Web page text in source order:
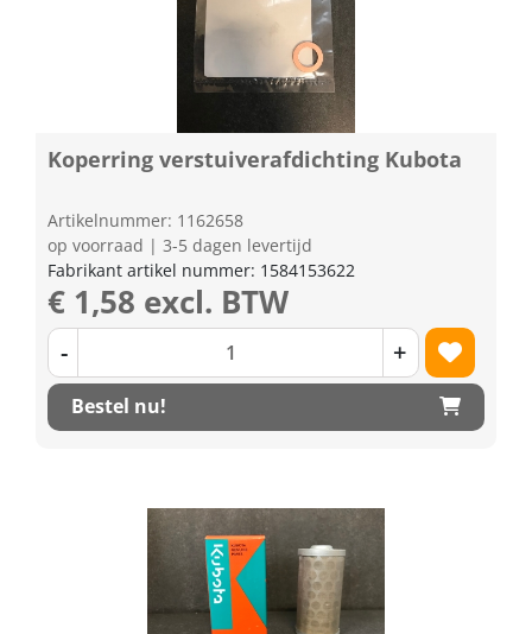
Koperring verstuiverafdichting Kubota
Artikelnummer: 1162658
op voorraad | 3-5 dagen levertijd
Fabrikant artikel nummer: 1584153622
€ 1,58 excl. BTW
- +
Bestel nu!